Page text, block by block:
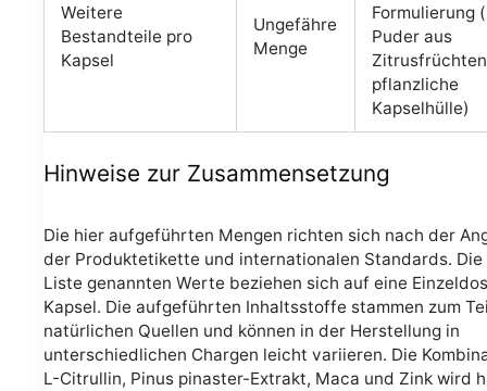
Weitere
Bestandteile pro
Kapsel
Ungefähre
Menge
Formulierung
Puder aus
pflanzliche
Kapselhülle)
Hinweise zur Zusammensetzung
Die hier aufgeführten Mengen richten sich nach der
der Produktetikette und internationalen Standards. Die
Liste genannten Werte beziehen sich auf eine
Kapsel. Die aufgeführten Inhaltsstoffe stammen zum
natürlichen Quellen und können in der Herstellung in
unterschiedlichen Chargen leicht variieren. Die
L-Citrullin, Pinus pinaster-Extrakt, Maca und Zink wird